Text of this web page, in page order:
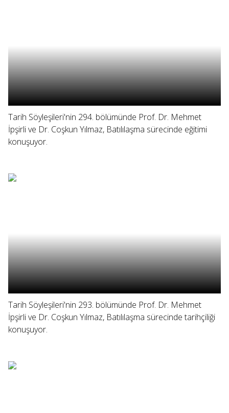
Tarih Söyleşileri'nin 294. bölümünde Prof. Dr. Mehmet
İpşirli ve Dr. Coşkun Yılmaz, Batılılaşma sürecinde eğitimi
konuşuyor.
Tarih Söyleşileri'nin 293. bölümünde Prof. Dr. Mehmet
İpşirli ve Dr. Coşkun Yılmaz, Batılılaşma sürecinde tarihçiliği
konuşuyor.